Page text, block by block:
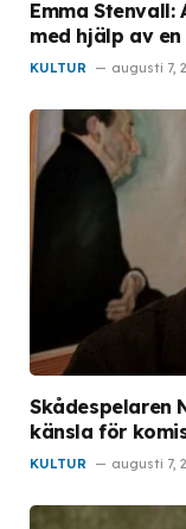
Emma Stenvall:
med hjälp av
KULTUR augusti 7,
Skådespelaren
känsla för
KULTUR augusti 7,